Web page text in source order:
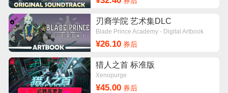
刃裔学院 艺术集DLC
Blade Prince Academy - Digital Artbook
¥26.10券后
猎人之首 标准版
Xenopurge
¥45.00券后